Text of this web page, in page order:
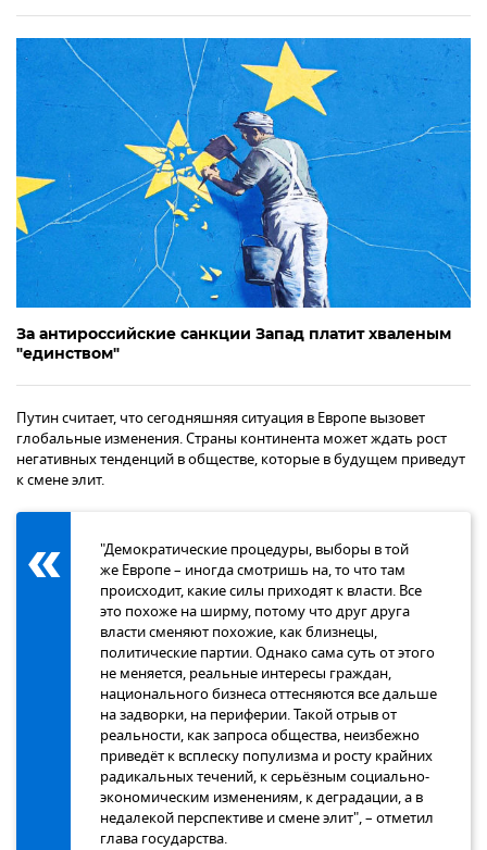
За антироссийские санкции Запад платит хваленым
"единством"
Путин считает, что сегодняшняя ситуация в Европе вызовет
глобальные изменения. Страны континента может ждать рост
негативных тенденций в обществе, которые в будущем приведут
к смене элит.
"Демократические процедуры, выборы в той
же Европе – иногда смотришь на, то что там
происходит, какие силы приходят к власти. Все
это похоже на ширму, потому что друг друга
власти сменяют похожие, как близнецы,
политические партии. Однако сама суть от этого
не меняется, реальные интересы граждан,
национального бизнеса оттесняются все дальше
на задворки, на периферии. Такой отрыв от
реальности, как запроса общества, неизбежно
приведёт к всплеску популизма и росту крайних
радикальных течений, к серьёзным социально-
экономическим изменениям, к деградации, а в
недалекой перспективе и смене элит", – отметил
глава государства.